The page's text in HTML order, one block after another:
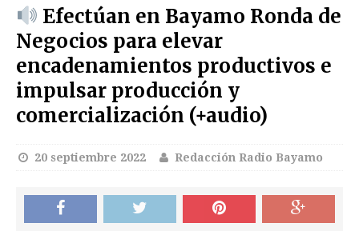
Efectúan en Bayamo Ronda de
Negocios para elevar
encadenamientos productivos e
impulsar producción y
comercialización (+audio)
20 septiembre 2022 Redacción Radio Bayamo